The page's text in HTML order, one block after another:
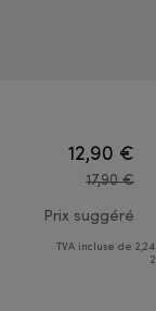
12,90 €
17,90 €
Prix suggéré
TVA incluse de